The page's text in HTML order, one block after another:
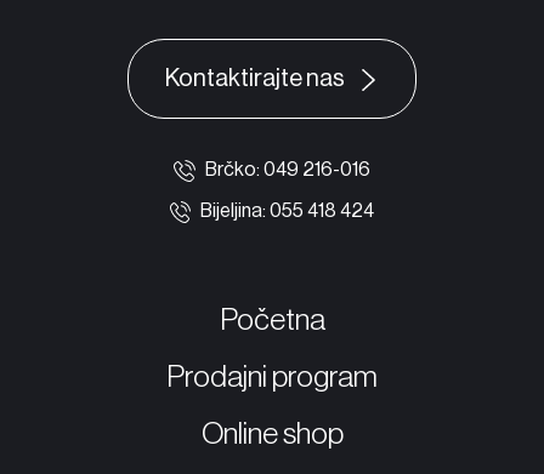
Kontaktirajte nas
Brčko: 049 216-016
Bijeljina: 055 418 424
Početna
Prodajni program
Online shop